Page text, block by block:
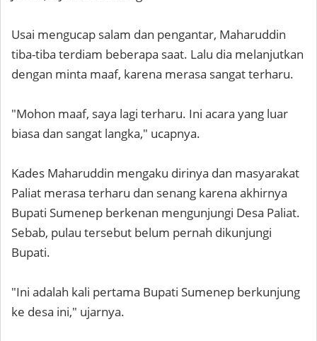
Usai mengucap salam dan pengantar, Maharuddin
tiba-tiba terdiam beberapa saat. Lalu dia melanjutkan
dengan minta maaf, karena merasa sangat terharu.
"Mohon maaf, saya lagi terharu. Ini acara yang luar
biasa dan sangat langka," ucapnya.
Kades Maharuddin mengaku dirinya dan masyarakat
Paliat merasa terharu dan senang karena akhirnya
Bupati Sumenep berkenan mengunjungi Desa Paliat.
Sebab, pulau tersebut belum pernah dikunjungi
Bupati.
"Ini adalah kali pertama Bupati Sumenep berkunjung
ke desa ini," ujarnya.